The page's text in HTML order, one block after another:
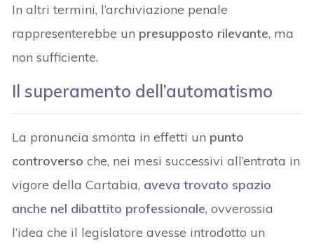
In altri termini, l’archiviazione penale
rappresenterebbe un presupposto rilevante, ma
non sufficiente.
Il superamento dell’automatismo
La pronuncia smonta in effetti un punto
controverso che, nei mesi successivi all’entrata in
vigore della Cartabia, aveva trovato spazio
anche nel dibattito professionale, ovverossia
l’idea che il legislatore avesse introdotto un